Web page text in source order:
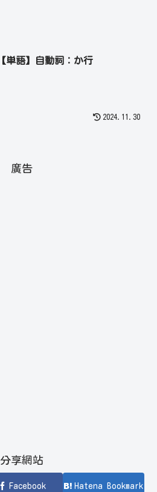
【単語】自動詞：か行
2024.11.30
廣告
分享網站
Facebook Hatena Bookmark